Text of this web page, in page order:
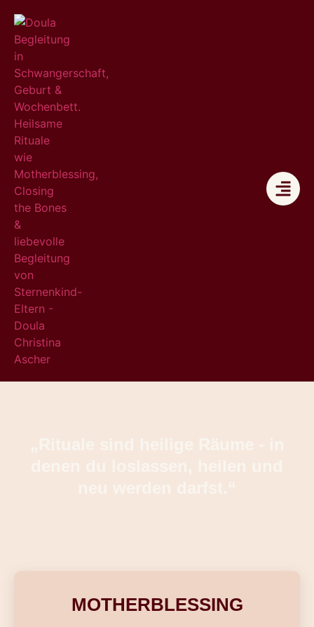
MOTHERBLESSING